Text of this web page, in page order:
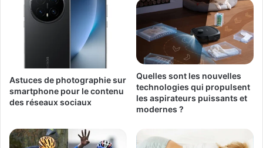
Astuces de photographie sur
smartphone pour le contenu
des réseaux sociaux
Quelles sont les nouvelles
technologies qui propulsent
les aspirateurs puissants et
modernes ?